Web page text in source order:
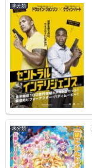
未分類
未分類